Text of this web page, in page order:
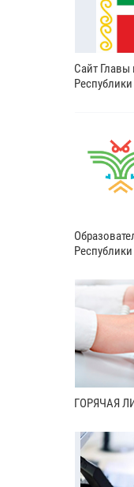
Сайт Главы
Республики
Республики
ГОРЯЧАЯ